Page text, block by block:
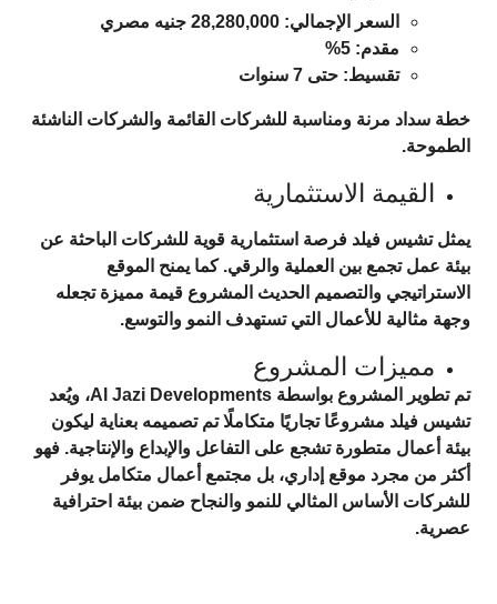
السعر الإجمالي: 28,280,000 جنيه مصري
مقدم: 5%
تقسيط: حتى 7 سنوات
خطة سداد مرنة ومناسبة للشركات القائمة والشركات الناشئة
الطموحة.
القيمة الاستثمارية
يمثل تشيس فيلد فرصة استثمارية قوية للشركات الباحثة عن
بيئة عمل تجمع بين العملية والرقي. كما يمنح الموقع
الاستراتيجي والتصميم الحديث المشروع قيمة مميزة تجعله
وجهة مثالية للأعمال التي تستهدف النمو والتوسع.
مميزات المشروع
تم تطوير المشروع بواسطةAl Jazi Developments، ويُعد
تشيس فيلد مشروعًا تجاريًا متكاملًا تم تصميمه بعناية ليكون
بيئة أعمال متطورة تشجع على التفاعل والإبداع والإنتاجية. فهو
أكثر من مجرد موقع إداري، بل مجتمع أعمال متكامل يوفر
للشركات الأساس المثالي للنمو والنجاح ضمن بيئة احترافية
عصرية.